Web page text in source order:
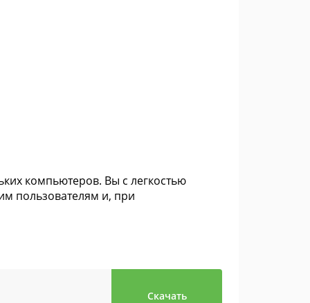
компьютеров. Вы с легкостью
пользователям и, при
Скачать